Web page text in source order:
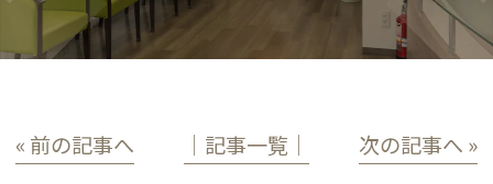
« 前の記事へ │記事一覧│ 次の記事へ »